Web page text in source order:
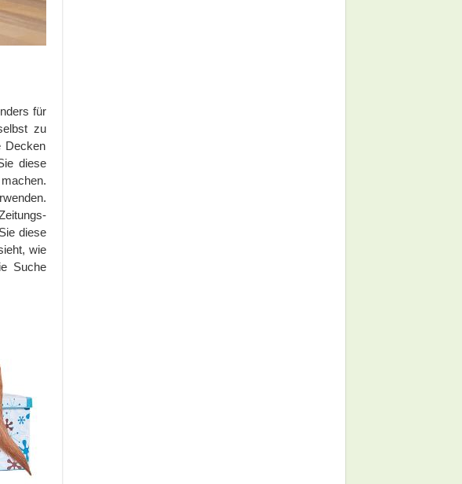
für
zu
Decken
diese
diese
wie
Suche